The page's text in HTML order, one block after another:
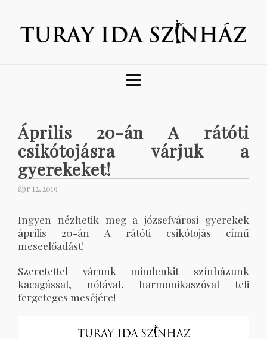
Április 20-án A rátóti
csikótojásra várjuk a
gyerekeket!
ápr 12, 2019
Ingyen nézhetik meg a józsefvárosi gyerekek
április 20-án A rátóti csikótojás című
meseelőadást!
Szeretettel várunk mindenkit színházunk
kacagással, nótával, harmonikaszóval teli
fergeteges meséjére!